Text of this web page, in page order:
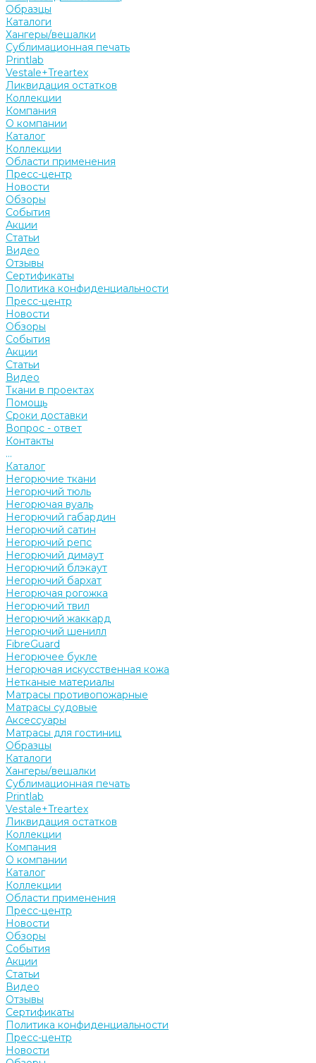
Образцы
Каталоги
Хангеры/вешалки
Сублимационная печать
Printlab
Vestale+Treartex
Ликвидация остатков
Коллекции
Компания
О компании
Каталог
Коллекции
Области применения
Пресс-центр
Новости
Обзоры
События
Акции
Статьи
Видео
Отзывы
Сертификаты
Политика конфиденциальности
Пресс-центр
Новости
Обзоры
События
Акции
Статьи
Видео
Ткани в проектах
Помощь
Сроки доставки
Вопрос - ответ
Контакты
...
Каталог
Негорючие ткани
Негорючий тюль
Негорючая вуаль
Негорючий габардин
Негорючий сатин
Негорючий репс
Негорючий димаут
Негорючий блэкаут
Негорючий бархат
Негорючая рогожка
Негорючий твил
Негорючий жаккард
Негорючий шенилл
FibreGuard
Негорючее букле
Негорючая искусственная кожа
Нетканые материалы
Матрасы противопожарные
Матрасы судовые
Аксессуары
Матрасы для гостиниц
Образцы
Каталоги
Хангеры/вешалки
Сублимационная печать
Printlab
Vestale+Treartex
Ликвидация остатков
Коллекции
Компания
О компании
Каталог
Коллекции
Области применения
Пресс-центр
Новости
Обзоры
События
Акции
Статьи
Видео
Отзывы
Сертификаты
Политика конфиденциальности
Пресс-центр
Новости